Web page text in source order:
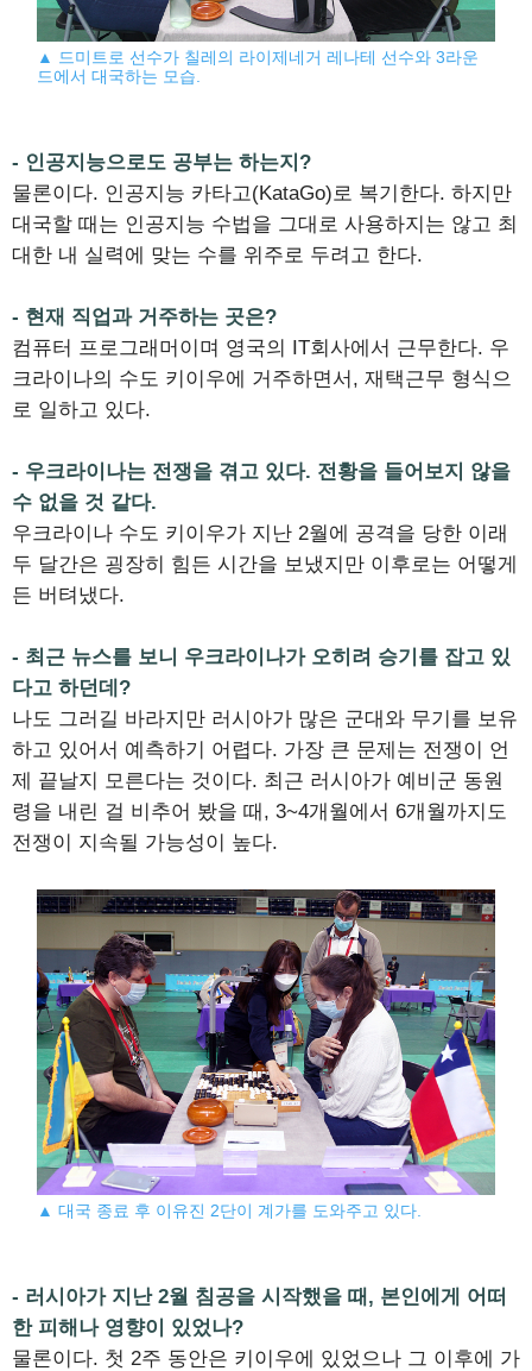
▲ 드미트로 선수가 칠레의 라이제네거 레나테 선수와 3라운
드에서 대국하는 모습.
- 인공지능으로도 공부는 하는지?
물론이다. 인공지능 카타고(KataGo)로 복기한다. 하지만
대국할 때는 인공지능 수법을 그대로 사용하지는 않고 최
대한 내 실력에 맞는 수를 위주로 두려고 한다.
- 현재 직업과 거주하는 곳은?
컴퓨터 프로그래머이며 영국의 IT회사에서 근무한다. 우
크라이나의 수도 키이우에 거주하면서, 재택근무 형식으
로 일하고 있다.
- 우크라이나는 전쟁을 겪고 있다. 전황을 들어보지 않을
수 없을 것 같다.
우크라이나 수도 키이우가 지난 2월에 공격을 당한 이래
두 달간은 굉장히 힘든 시간을 보냈지만 이후로는 어떻게
든 버텨냈다.
- 최근 뉴스를 보니 우크라이나가 오히려 승기를 잡고 있
다고 하던데?
나도 그러길 바라지만 러시아가 많은 군대와 무기를 보유
하고 있어서 예측하기 어렵다. 가장 큰 문제는 전쟁이 언
제 끝날지 모른다는 것이다. 최근 러시아가 예비군 동원
령을 내린 걸 비추어 봤을 때, 3~4개월에서 6개월까지도
전쟁이 지속될 가능성이 높다.
▲ 대국 종료 후 이유진 2단이 계가를 도와주고 있다.
- 러시아가 지난 2월 침공을 시작했을 때, 본인에게 어떠
한 피해나 영향이 있었나?
물론이다. 첫 2주 동안은 키이우에 있었으나 그 이후에 가